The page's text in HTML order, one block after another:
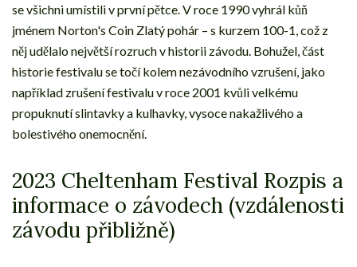
se všichni umístili v první pětce. V roce 1990 vyhrál kůň
jménem Norton's Coin Zlatý pohár – s kurzem 100-1, což z
něj udělalo největší rozruch v historii závodu. Bohužel, část
historie festivalu se točí kolem nezávodního vzrušení, jako
například zrušení festivalu v roce 2001 kvůli velkému
propuknutí slintavky a kulhavky, vysoce nakažlivého a
bolestivého onemocnění.
2023 Cheltenham Festival Rozpis a
informace o závodech (vzdálenosti
závodu přibližně)